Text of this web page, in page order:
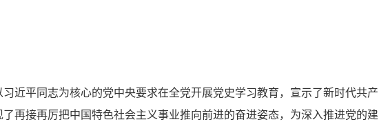
近平同志为核心的党中央要求在全党开展党史学习教育，宣示了新时代共产
再接再厉把中国特色社会主义事业推向前进的奋进姿态，为深入推进党的建